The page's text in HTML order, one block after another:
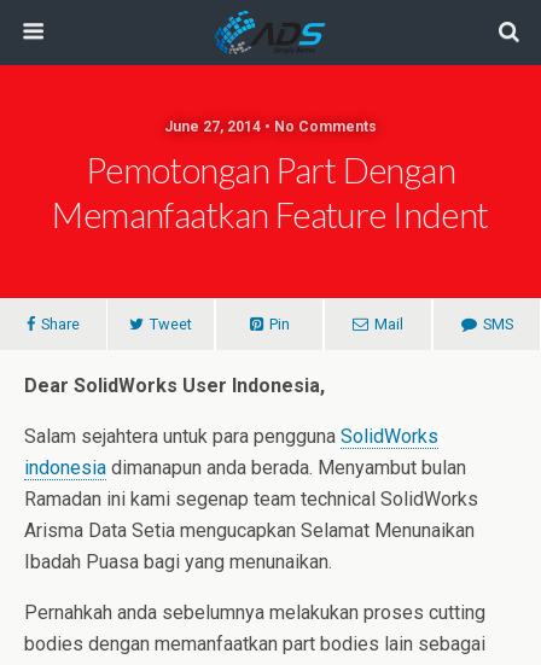
June 27, 2014 • No Comments
Pemotongan Part Dengan
Memanfaatkan Feature Indent
Share Tweet Pin Mail SMS
Dear SolidWorks User Indonesia,
Salam sejahtera untuk para pengguna SolidWorks
indonesia dimanapun anda berada. Menyambut bulan
Ramadan ini kami segenap team technical SolidWorks
Arisma Data Setia mengucapkan Selamat Menunaikan
Ibadah Puasa bagi yang menunaikan.
Pernahkah anda sebelumnya melakukan proses cutting
bodies dengan memanfaatkan part bodies lain sebagai